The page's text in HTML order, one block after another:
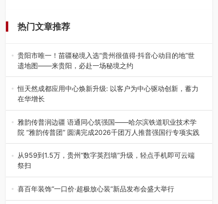
热门文章推荐
贵阳市唯一！苗疆秘境入选“贵州很值得·抖音心动目的地”世
遗地图——来贵阳，必赴一场秘境之约
2026年7月21日，2026年“贵州很值得”暨抖音“心动目的
地”（贵州站）主题…
恒天然成都应用中心焕新升级: 以客户为中心驱动创新，蓄力
在华增长
融合全球研发实力与本土洞察，深化客户共创，赋能西南市
场创新发展 （7月27日，成…
雅韵传普润边疆 语通同心筑强国——哈尔滨铁道职业技术学
院 “雅韵传普团” 圆满完成2026千团万人推普强国行专项实践
为扎实推进2026“千团万人推普强国行”大学生暑期社会实
践，牢牢紧扣 “雅韵传普…
从959到1.5万，贵州“数字英烈墙”升级，轻点手机即可云端
祭扫
八一建军节到来之际，由贵州省退役军人事务厅指导，贵阳
市退役军人事务局联合贵州广电…
喜百年装饰“一口价·超极放心装”新品发布会盛大举行
2026年7月31日，喜百年装饰“一口价·超极放心装”新品发布